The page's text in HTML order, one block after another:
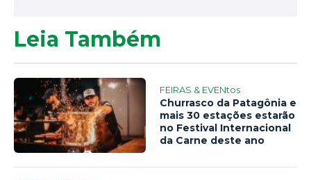
Leia Também
FEIRAS & EVENtos
Churrasco da Patagônia e
mais 30 estações estarão
no Festival Internacional
da Carne deste ano